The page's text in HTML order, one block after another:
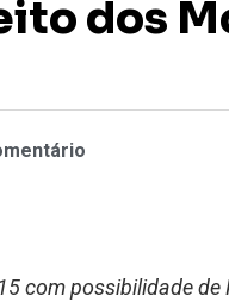
dos
com possibilidade